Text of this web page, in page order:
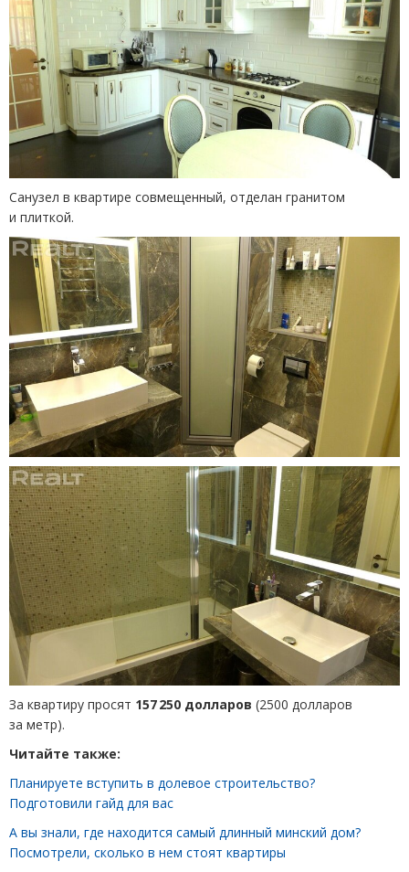
Санузел в квартире совмещенный, отделан гранитом
и плиткой.
За квартиру просят 157 250 долларов (2500 долларов
за метр).
Читайте также:
Планируете вступить в долевое строительство?
Подготовили гайд для вас
А вы знали, где находится самый длинный минский дом?
Посмотрели, сколько в нем стоят квартиры